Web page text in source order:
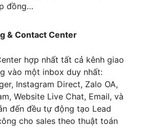
đồng…
& Contact Center
hợp nhất tất cả kênh giao
vào một inbox duy nhất:
Instagram Direct, Zalo OA,
Website Live Chat, Email, và
đến đều tự động tạo Lead
cho sales theo thuật toán